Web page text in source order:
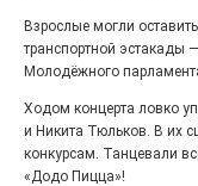
«Районы-
27.07.2026
Радость в
дважды
Взрослые могли
транспортной эстакады
Молодёжного
Ходом концерта ловко
и Никита Тюльков. В их
конкурсам. Танцевали
«Додо Пицца»!